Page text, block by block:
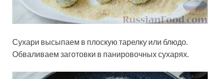
Сухари высыпаем в плоскую тарелку или блюдо.
Обваливаем заготовки в панировочных сухарях.